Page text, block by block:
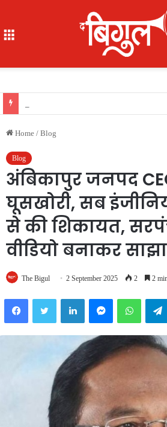
Home / Blog
Blog
अंबिकापुर जनपद
घूसखोरी, सब
से की शिकायत,
वीडियो बनाकर
The Bigul 2 September 2025 2 2
FacebookTwitter LinkedInMessenger